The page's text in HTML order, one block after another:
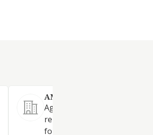
AMOEIRO RINCON SL
Agente de seguros. Agente
representante de compañía
fondos de inversión.